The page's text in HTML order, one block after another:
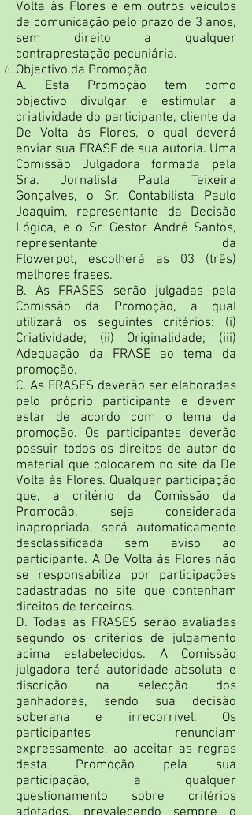
Volta às Flores e em outros veículos
de comunicação pelo prazo de 3 anos,
sem direito a qualquer
contraprestação pecuniária.
Objectivo da Promoção
A. Esta Promoção tem como
objectivo divulgar e estimular a
criatividade do participante, cliente da
De Volta às Flores, o qual deverá
enviar sua FRASE de sua autoria. Uma
Comissão Julgadora formada pela
Sra. Jornalista Paula Teixeira
Gonçalves, o Sr. Contabilista Paulo
Joaquim, representante da Decisão
Lógica, e o Sr. Gestor André Santos,
representante da
Flowerpot, escolherá as 03 (três)
melhores frases.
B. As FRASES serão julgadas pela
Comissão da Promoção, a qual
utilizará os seguintes critérios: (i)
Criatividade; (ii) Originalidade; (iii)
Adequação da FRASE ao tema da
promoção.
C. As FRASES deverão ser elaboradas
pelo próprio participante e devem
estar de acordo com o tema da
promoção. Os participantes deverão
possuir todos os direitos de autor do
material que colocarem no site da De
Volta às Flores. Qualquer participação
que, a critério da Comissão da
Promoção, seja considerada
inapropriada, será automaticamente
desclassificada sem aviso ao
participante. A De Volta às Flores não
se responsabiliza por participações
cadastradas no site que contenham
direitos de terceiros.
D. Todas as FRASES serão avaliadas
segundo os critérios de julgamento
acima estabelecidos. A Comissão
julgadora terá autoridade absoluta e
discrição na selecção dos
ganhadores, sendo sua decisão
soberana e irrecorrível. Os
participantes renunciam
expressamente, ao aceitar as regras
desta Promoção pela sua
participação, a qualquer
questionamento sobre critérios